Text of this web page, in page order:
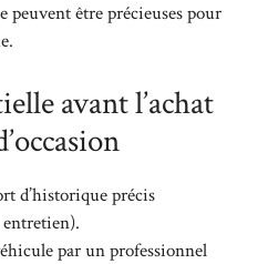
peuvent être précieuses pour
avant l’achat
d’historique précis
entretien).
par un professionnel